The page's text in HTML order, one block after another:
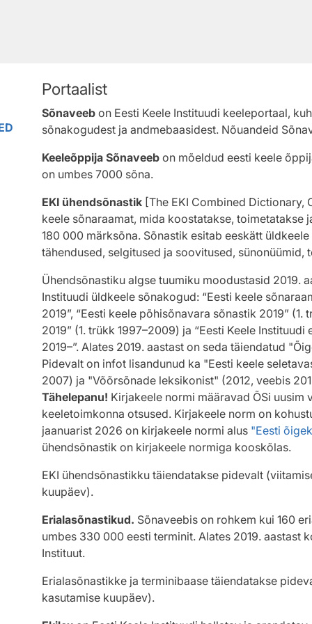
Portaalist
Sõnaveebon Eesti Keele Instituudi keeleportaal,
sõnakogudest ja andmebaasidest. Nõuandeid
Keeleõppija Sõnaveebon mõeldud eesti keele
on umbes 7000 sõna.
EKI ühendsõnastik[The EKI Combined Dictionary,
keele sõnaraamat, mida koostatakse, toimetatakse
180 000 märksõna. Sõnastik esitab eeskätt
tähendused, selgitused ja soovitused, sünonüümid,
Ühendsõnastiku algse tuumiku moodustasid 2019.
Instituudi üldkeele sõnakogud: “Eesti keele
2019”, “Eesti keele põhisõnavara sõnastik 2019”
2019” (1. trükk 1997–2009) ja “Eesti Keele
2019–”. Alates 2019. aastast on seda täiendatud
Pidevalt on infot lisandunud ka "Eesti keele
2007) ja "Võõrsõnade leksikonist" (2012, veebis
Tähelepanu! Kirjakeele normi määravad ÕSi uusim
keeletoimkonna otsused. Kirjakeele norm on
jaanuarist 2026 on kirjakeele normi alus "Eesti
ühendsõnastik on kirjakeele normiga kooskõlas.
EKI ühendsõnastikku täiendatakse pidevalt
kuupäev).
Erialasõnastikud. Sõnaveebis on rohkem kui 160
umbes 330 000 eesti terminit. Alates 2019. aastast
Instituut.
Erialasõnastikke ja terminibaase täiendatakse
kasutamise kuupäev).